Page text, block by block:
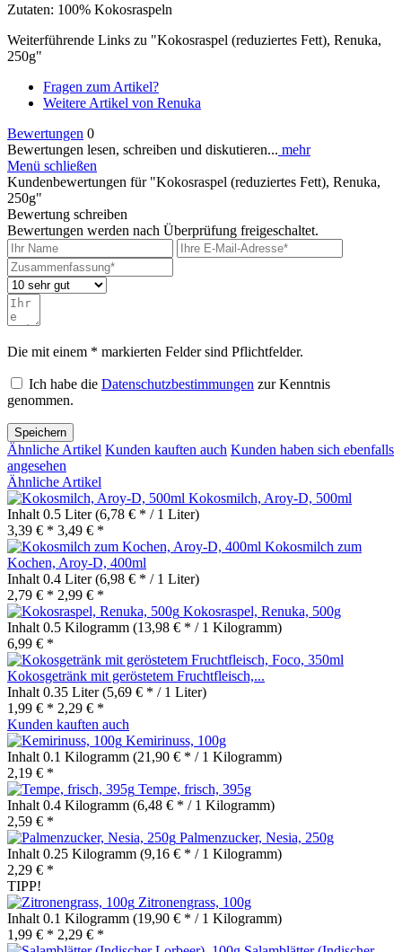
Zutaten: 100% Kokosraspeln
Weiterführende Links zu "Kokosraspel (reduziertes Fett), Renuka,
250g"
Fragen zum Artikel?
Weitere Artikel von Renuka
Bewertungen 0
Bewertungen lesen, schreiben und diskutieren... mehr
Menü schließen
Kundenbewertungen für "Kokosraspel (reduziertes Fett), Renuka,
250g"
Bewertung schreiben
Bewertungen werden nach Überprüfung freigeschaltet.
Die mit einem * markierten Felder sind Pflichtfelder.
Ich habe die Datenschutzbestimmungen zur Kenntnis
genommen.
Speichern
Ähnliche Artikel Kunden kauften auch Kunden haben sich ebenfalls
angesehen
Ähnliche Artikel
Kokosmilch, Aroy-D, 500ml
Inhalt 0.5 Liter(6,78 € * / 1 Liter)
3,39 € * 3,49 € *
Kokosmilch zum
Kochen, Aroy-D, 400ml
Inhalt 0.4 Liter(6,98 € * / 1 Liter)
2,79 € * 2,99 € *
Kokosraspel, Renuka, 500g
Inhalt 0.5 Kilogramm (13,98 € * / 1 Kilogramm)
6,99 € *
Kokosgetränk mit geröstetem Fruchtfleisch,...
Inhalt 0.35 Liter(5,69 € * / 1 Liter)
1,99 € * 2,29 € *
Kunden kauften auch
Kemirinuss, 100g
Inhalt 0.1 Kilogramm (21,90 € * / 1 Kilogramm)
2,19 € *
Tempe, frisch, 395g
Inhalt 0.4 Kilogramm (6,48 € * / 1 Kilogramm)
2,59 € *
Palmenzucker, Nesia, 250g
Inhalt 0.25 Kilogramm (9,16 € * / 1 Kilogramm)
2,29 € *
TIPP!
Zitronengrass, 100g
Inhalt 0.1 Kilogramm (19,90 € * / 1 Kilogramm)
1,99 € * 2,29 € *